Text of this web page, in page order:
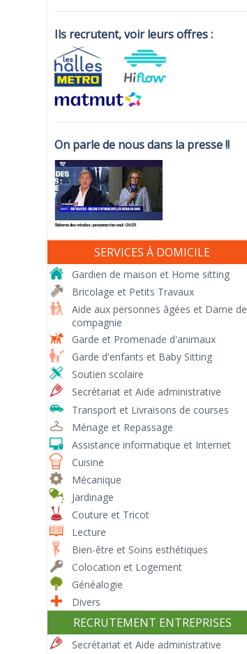
Ils recrutent, voir leurs offres :
On parle de nous dans la presse !!
SERVICES À DOMICILE
Gardien de maison et Home sitting
Bricolage et Petits Travaux
Aide aux personnes âgées et Dame de
compagnie
Garde et Promenade d'animaux
Garde d'enfants et Baby Sitting
Soutien scolaire
Secrétariat et Aide administrative
Transport et Livraisons de courses
Ménage et Repassage
Assistance informatique et Internet
Cuisine
Mécanique
Jardinage
Couture et Tricot
Lecture
Bien-être et Soins esthétiques
Colocation et Logement
Généalogie
Divers
RECRUTEMENT ENTREPRISES
Secrétariat et Aide administrative